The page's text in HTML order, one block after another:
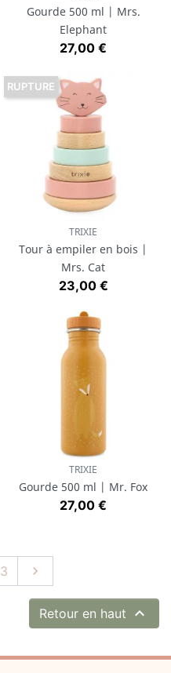
Gourde 500 ml | Mrs.
Elephant
Prix
27,00 €
TRIXIE
Tour à empiler en bois |
Mrs. Cat
Prix
23,00 €
RUPTURE
TRIXIE
Gourde 500 ml | Mr. Fox
Prix
27,00 €
3 Suivant

Retour en haut 